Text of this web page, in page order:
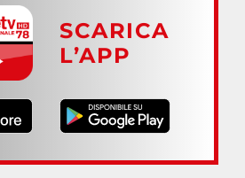
SCARICA
L’APP